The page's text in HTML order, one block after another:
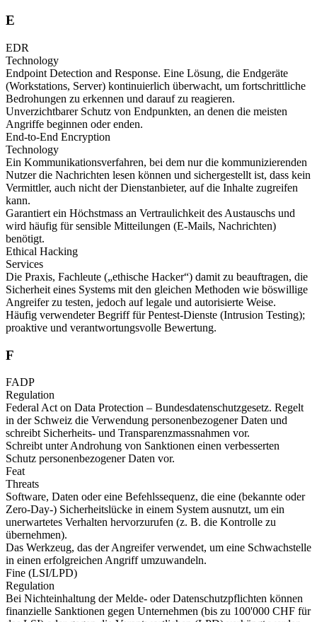
E
EDR
Technology
Endpoint Detection and Response. Eine Lösung, die Endgeräte
(Workstations, Server) kontinuierlich überwacht, um fortschrittliche
Bedrohungen zu erkennen und darauf zu reagieren.
Unverzichtbarer Schutz von Endpunkten, an denen die meisten
Angriffe beginnen oder enden.
End-to-End Encryption
Technology
Ein Kommunikationsverfahren, bei dem nur die kommunizierenden
Nutzer die Nachrichten lesen können und sichergestellt ist, dass kein
Vermittler, auch nicht der Dienstanbieter, auf die Inhalte zugreifen
kann.
Garantiert ein Höchstmass an Vertraulichkeit des Austauschs und
wird häufig für sensible Mitteilungen (E-Mails, Nachrichten)
benötigt.
Ethical Hacking
Services
Die Praxis, Fachleute („ethische Hacker“) damit zu beauftragen, die
Sicherheit eines Systems mit den gleichen Methoden wie böswillige
Angreifer zu testen, jedoch auf legale und autorisierte Weise.
Häufig verwendeter Begriff für Pentest-Dienste (Intrusion Testing);
proaktive und verantwortungsvolle Bewertung.
F
FADP
Regulation
Federal Act on Data Protection – Bundesdatenschutzgesetz. Regelt
in der Schweiz die Verwendung personenbezogener Daten und
schreibt Sicherheits- und Transparenzmassnahmen vor.
Schreibt unter Androhung von Sanktionen einen verbesserten
Schutz personenbezogener Daten vor.
Feat
Threats
Software, Daten oder eine Befehlssequenz, die eine (bekannte oder
Zero-Day-) Sicherheitslücke in einem System ausnutzt, um ein
unerwartetes Verhalten hervorzurufen (z. B. die Kontrolle zu
übernehmen).
Das Werkzeug, das der Angreifer verwendet, um eine Schwachstelle
in einen erfolgreichen Angriff umzuwandeln.
Fine (LSI/LPD)
Regulation
Bei Nichteinhaltung der Melde- oder Datenschutzpflichten können
finanzielle Sanktionen gegen Unternehmen (bis zu 100'000 CHF für